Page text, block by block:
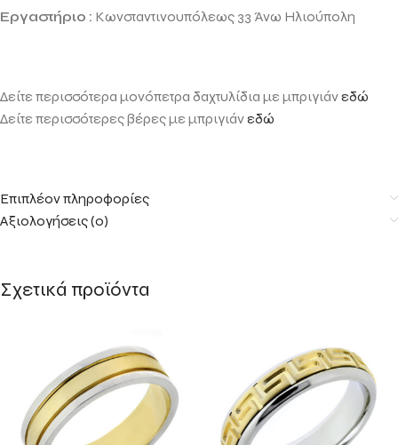
Εργαστήριο : Κωνσταντινουπόλεως 33 Άνω Ηλιούπολη
Δείτε περισσότερα μονόπετρα δαχτυλίδια με μπριγιάνεδώ
Δείτε περισσότερες βέρες με μπριγιάνεδώ
Επιπλέον πληροφορίες
Αξιολογήσεις (0)
Σχετικά προϊόντα